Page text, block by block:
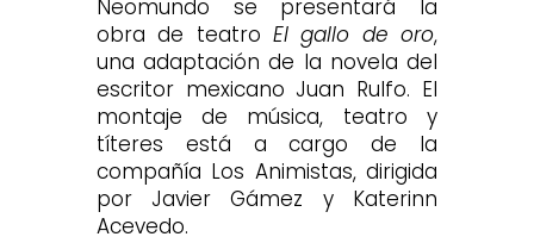
Neomundo se presentará la
obra de teatro El gallo de oro,
una adaptación de la novela del
escritor mexicano Juan Rulfo. El
montaje de música, teatro y
títeres está a cargo de la
compañía Los Animistas, dirigida
por Javier Gámez y Katerinn
Acevedo.